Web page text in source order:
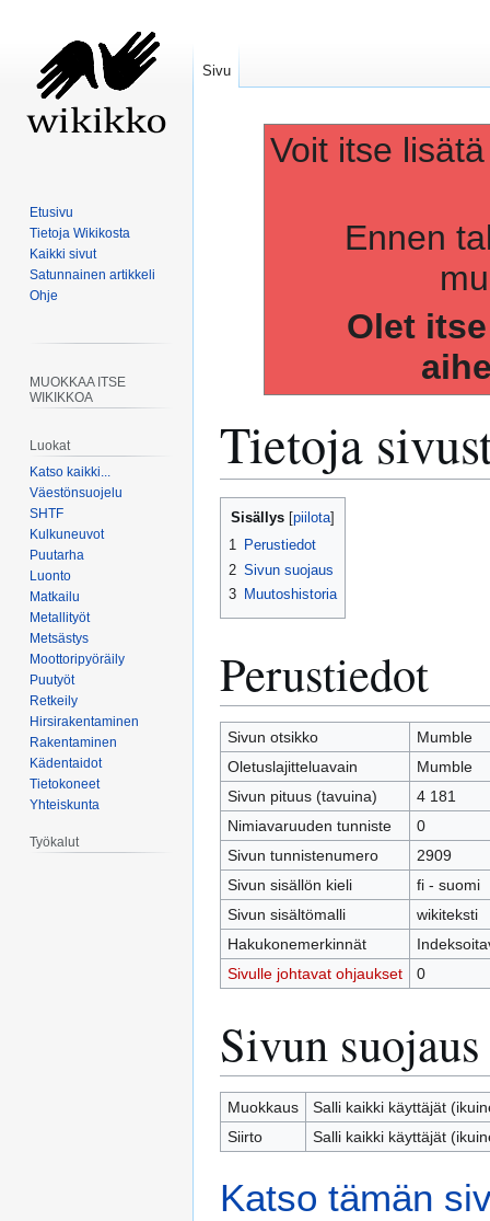
Voit itse
Ennen
Olet
Tietoja
Siirry
Siirry
Sisällys
1 Perustiedot
2 Sivun suojaus
3 Muutoshistoria
Perustiedot
Sivun otsikko
Mumble
Oletuslajitteluavain
Mumble
Sivun pituus (tavuina)
4 181
Nimiavaruuden tunniste
0
Sivun tunnistenumero
2909
Sivun sisällön kieli
fi - suomi
Sivun sisältömalli
wikiteksti
Hakukonemerkinnät
Sivulle johtavat ohjaukset
0
Sivun suojaus
Muokkaus
Salli kaikki käyttäjät
Siirto
Salli kaikki käyttäjät
Katso tämän
Sivu
Etusivu
Tietoja Wikikosta
Kaikki sivut
Satunnainen artikkeli
Ohje
MUOKKAA ITSE
WIKIKKOA
Luokat
Katso kaikki...
Väestönsuojelu
SHTF
Kulkuneuvot
Puutarha
Luonto
Matkailu
Metallityöt
Metsästys
Moottoripyöräily
Puutyöt
Retkeily
Hirsirakentaminen
Rakentaminen
Kädentaidot
Tietokoneet
Yhteiskunta
Työkalut